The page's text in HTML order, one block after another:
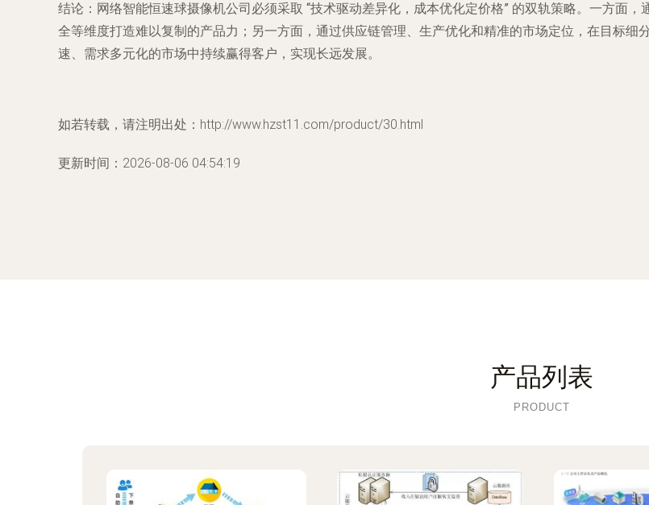
结论 ：网络智能恒速球摄像机公司必须采取 “技术驱动差异化，成本优化定价格” 的双轨策略。一方面，
全等维度打造难以复制的产品力；另一方面，通过供应链管理、生产优化和精准的市场定位，在目标
速、需求多元化的市场中持续赢得客户，实现长远发展。
如若转载，请注明出处：http://www.hzst11.com/product/30.html
更新时间：2026-08-06 04:54:19
产品列表
PRODUCT